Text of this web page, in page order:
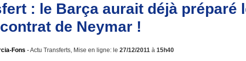
: le Barça aurait déjà préparé
de Neymar !
Fons -Actu Transferts, Mise en ligne: le 27/12/2011 à 15h40